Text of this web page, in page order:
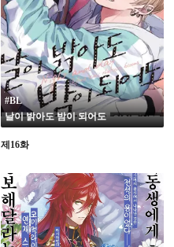
19
#BL
날이 밝아도 밤이 되어도
제16화